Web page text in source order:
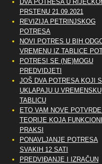
DVA POTRESA U
PRSTENU 21.09.2021
REVIZIJA PETRINJSKOG
POTRESA
NOVI POTRES U BIH
VREMENU IZ TABLICE
POTRESI SE (NE)MOGU
PREDVIDJETI
JOŠ DVA POTRESA KOJI
UKLAPAJU U VREMENSKU
TABLICU
ETO VAM NOVE POTVRDE
TEORIJE KOJA
PRAKSI
PONAVLJANJE POTRESA
SVAKIH 12 SATI
PREDVIĐANJE I IZRAČUN